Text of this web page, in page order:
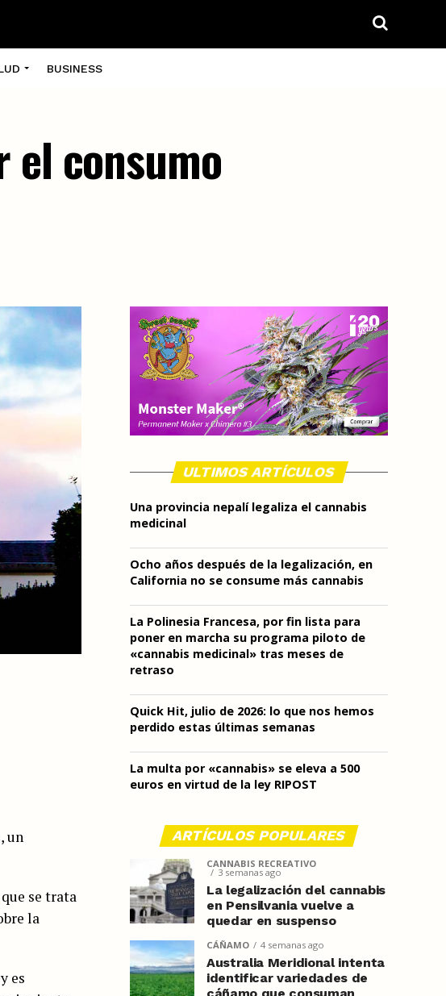
BUSINESS
el consumo
un
se trata
la
es
ULTIMOS ARTÍCULOS
Una provincia nepalí legaliza el cannabis
medicinal
Ocho años después de la legalización, en
California no se consume más cannabis
La Polinesia Francesa, por fin lista para
poner en marcha su programa piloto de
«cannabis medicinal» tras meses de
retraso
Quick Hit, julio de 2026: lo que nos hemos
perdido estas últimas semanas
La multa por «cannabis» se eleva a 500
euros en virtud de la ley RIPOST
ARTÍCULOS POPULARES
CANNABIS RECREATIVO
3 semanas ago
La legalización del cannabis
en Pensilvania vuelve a
quedar en suspenso
CÁÑAMO 4 semanas ago
Australia Meridional intenta
identificar variedades de